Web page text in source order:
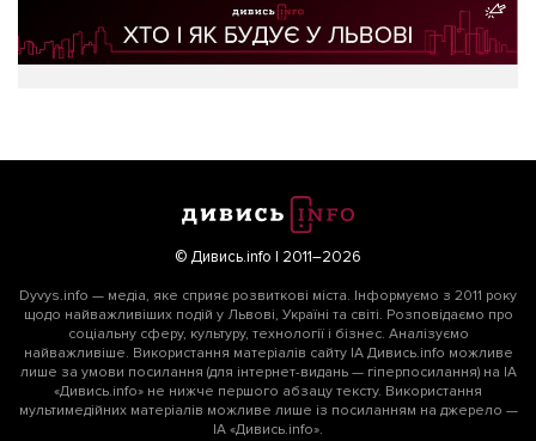
© Дивись.info | 2011–2026
Dyvys.info — медіа, яке сприяє розвиткові міста. Інформуємо з 2011 року
щодо найважливіших подій у Львові, Україні та світі. Розповідаємо про
соціальну сферу, культуру, технології і бізнес. Аналізуємо
найважливіше. Використання матеріалів сайту ІА Дивись.info можливе
лише за умови посилання (для інтернет-видань — гіперпосилання) на ІА
«Дивись.info» не нижче першого абзацу тексту. Використання
мультимедійних матеріалів можливе лише із посиланням на джерело —
ІА «Дивись.info».